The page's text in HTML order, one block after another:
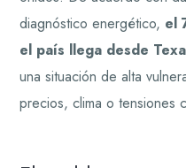
diagnóstico energético, el
el país llega desde
una situación de alta
precios, clima o tensiones